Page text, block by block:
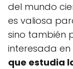
del mundo
es valiosa
sino también
interesada
que estudia